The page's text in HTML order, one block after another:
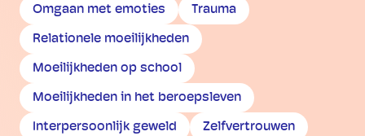
Omgaan met emoties Trauma
Relationele moeilijkheden
Moeilijkheden op school
Moeilijkheden in het beroepsleven
Interpersoonlijk geweld Zelfvertrouwen